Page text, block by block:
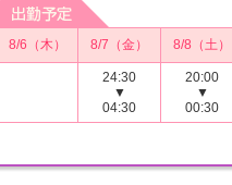
8/6（木） 8/7（金） 8/8（土）
24:30
▼
04:30
20:00
▼
00:30